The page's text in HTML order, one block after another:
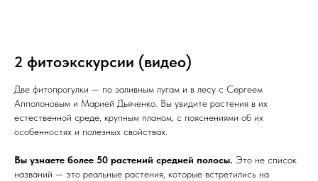
2 фитоэкскурсии (видео)
Две фитопрогулки — по заливным лугам и в лесу с Сергеем
Апполоновым и Марией Дьяченко. Вы увидите растения в их
естественной среде, крупным планом, с пояснениями об их
особенностях и полезных свойствах.
Вы узнаете более 50 растений средней полосы. Это не список
названий — это реальные растения, которые встретились на